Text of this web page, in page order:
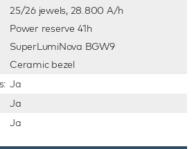
25/26 jewels, 28.800 A/h
Power reserve 41h
SuperLumiNova BGW9
Ceramic bezel
Ja
Ja
Ja